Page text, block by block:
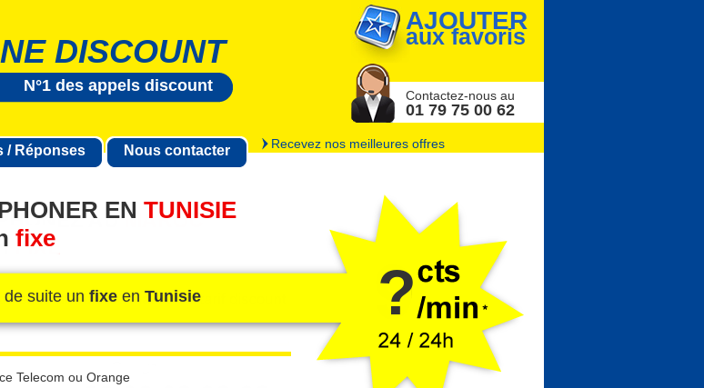
DISCOUNT
N°1 des appels discount
Contactez-nous au
01 79 75 00 62
AJOUTER
aux favoris
/ Réponses Nous contacter Recevez nos meilleures offres
EN TUNISIE
fixe
suite un fixe en Tunisie ?
Telecom ou Orange